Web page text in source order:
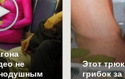
не
Этот
грибок